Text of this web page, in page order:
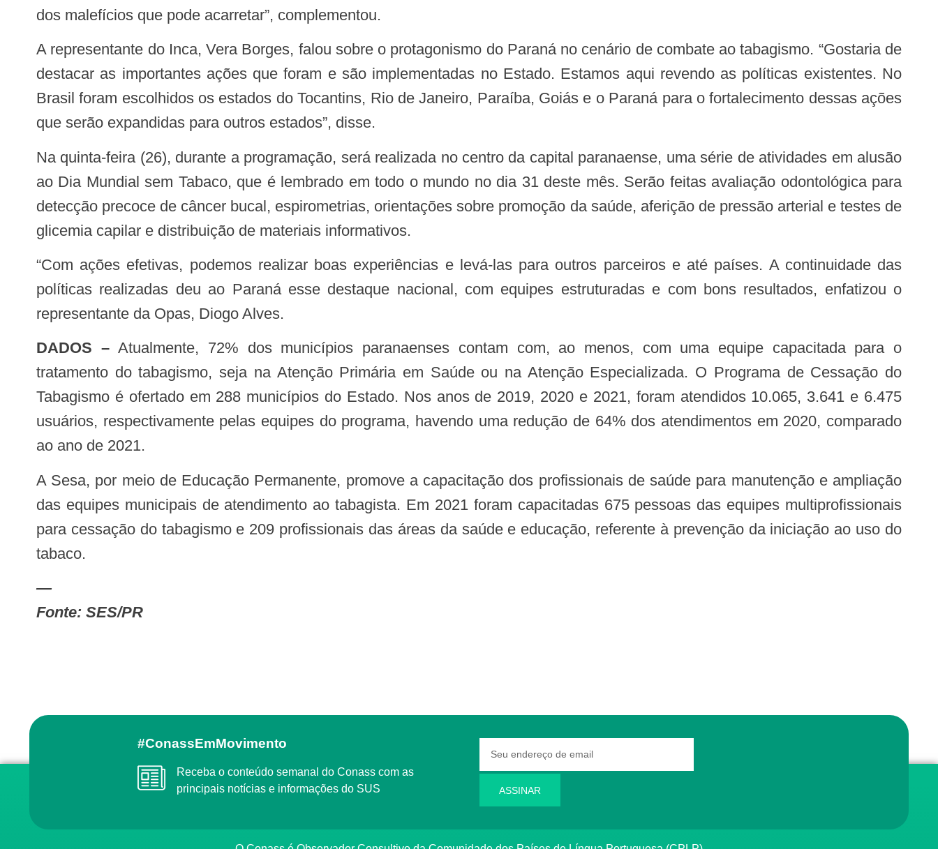
dos malefícios que pode acarretar”, complementou.
A representante do Inca, Vera Borges, falou sobre o protagonismo do Paraná no cenário de combate ao tabagismo. “Gostaria de
destacar as importantes ações que foram e são implementadas no Estado. Estamos aqui revendo as políticas existentes. No
Brasil foram escolhidos os estados do Tocantins, Rio de Janeiro, Paraíba, Goiás e o Paraná para o fortalecimento dessas ações
que serão expandidas para outros estados”, disse.
Na quinta-feira (26), durante a programação, será realizada no centro da capital paranaense, uma série de atividades em alusão
ao Dia Mundial sem Tabaco, que é lembrado em todo o mundo no dia 31 deste mês. Serão feitas avaliação odontológica para
detecção precoce de câncer bucal, espirometrias, orientações sobre promoção da saúde, aferição de pressão arterial e testes de
glicemia capilar e distribuição de materiais informativos.
“Com ações efetivas, podemos realizar boas experiências e levá-las para outros parceiros e até países. A continuidade das
políticas realizadas deu ao Paraná esse destaque nacional, com equipes estruturadas e com bons resultados, enfatizou o
representante da Opas, Diogo Alves.
DADOS –Atualmente, 72% dos municípios paranaenses contam com, ao menos, com uma equipe capacitada para o
tratamento do tabagismo, seja na Atenção Primária em Saúde ou na Atenção Especializada. O Programa de Cessação do
Tabagismo é ofertado em 288 municípios do Estado. Nos anos de 2019, 2020 e 2021, foram atendidos 10.065, 3.641 e 6.475
usuários, respectivamente pelas equipes do programa, havendo uma redução de 64% dos atendimentos em 2020, comparado
ao ano de 2021.
A Sesa, por meio de Educação Permanente, promove a capacitação dos profissionais de saúde para manutenção e ampliação
das equipes municipais de atendimento ao tabagista. Em 2021 foram capacitadas 675 pessoas das equipes multiprofissionais
para cessação do tabagismo e 209 profissionais das áreas da saúde e educação, referente à prevenção da iniciação ao uso do
tabaco.
—
Fonte: SES/PR
#ConassEmMovimento
Receba o conteúdo semanal do Conass com as
principais notícias e informações do SUS
ASSINAR